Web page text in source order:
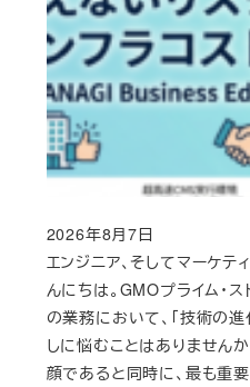
エンジニア、そしてマーケテ
んにちは。GMOプライム・
の業務において、「技術の進
しに悩むことはありません
顔であると同時に、最も重
Published
2026年8月7日